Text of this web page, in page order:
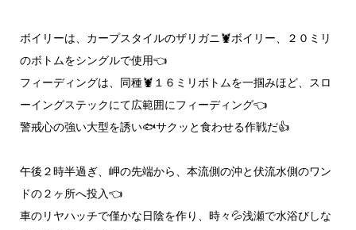
ボイリーは、カープスタイルのザリガニ🦞ボイリー、２０ミリ
のボトムをシングルで使用👈
フィーディングは、同種🦞１６ミリボトムを一掴みほど、スロ
ーイングステックにて広範囲にフィーディング👈
警戒心の強い大型を誘い🐟️サクッと食わせる作戦だ👍
午後２時半過ぎ、岬の先端から、本流側の沖と伏流水側のワン
ドの２ヶ所へ投入👈
車のリヤハッチで僅かな日陰を作り、時々💦浅瀬で水浴びしな